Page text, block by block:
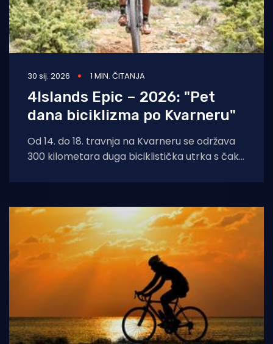
30 sij. 2026 1 MIN. ČITANJA
4Islands Epic – 2026: "Pet
dana biciklizma po Kvarneru"
Od 14. do 18. travnja na Kvarneru se održava
300 kilometara duga biciklistička utrka s čak